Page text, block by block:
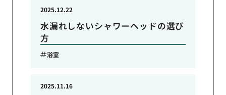
水漏れしないシャワーヘッドの選び
方
2025.12.22
浴室
2025.11.16